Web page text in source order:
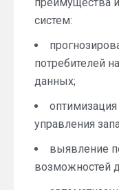
систем:
потребителей
данных;
управления
выявление
возможностей